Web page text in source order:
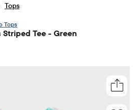
Tops
Tops
Striped Tee - Green